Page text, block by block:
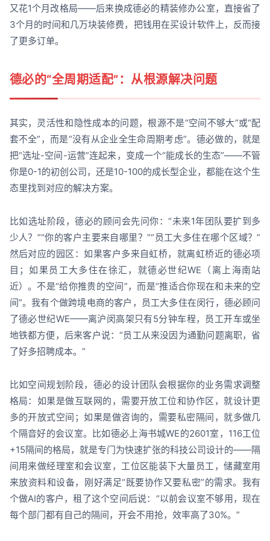
又花1个月改格局——后来换成德必的精装修办公室，直接省了
3个月的时间和几万块装修费，把钱用在买设计软件上，反而接
了更多订单。
德必的“全周期适配”：从根源解决问题
其实，灵活性和隐性成本的问题，根源不是“空间不够大”或“配
套不全”，而是“没有从企业全生命周期考虑”。德必做的，就是
把“选址-空间-运营”连起来，变成一个“能成长的生态”——不管
你是0-1的初创公司，还是10-100的成长型企业，都能在这个生
态里找到对应的解决方案。
比如选址阶段，德必的顾问会先问你：“未来1年团队要扩到多
少人？”“你的客户主要来自哪里？”“员工大多住在哪个区域？”
然后对应的园区：如果客户多来自虹桥，就离虹桥近的德必项
目；如果员工大多住在徐汇，就德必世纪WE（离上海南站
近）。不是“给你推贵的空间”，而是“推适合你现在和未来的空
间”。我有个做跨境电商的客户，员工大多住在闵行，德必顾问
了德必世纪WE——离沪闵高架只有5分钟车程，员工开车或坐
地铁都方便，后来客户说：“员工从来没因为通勤问题离职，省
了好多招聘成本。”
比如空间规划阶段，德必的设计团队会根据你的业务需求调整
格局：如果是做互联网的，需要开放工位和协作区，就设计更
多的开放式空间；如果是做咨询的，需要私密隔间，就多做几
个隔音好的会议室。比如德必上海书城WE的2601室，116工位
+15隔间的格局，就是专门为快速扩张的科技公司设计的——隔
间用来做经理室和会议室，工位区能装下大量员工，储藏室用
来放资料和设备，刚好满足“既要协作又要私密”的需求。我有
个做AI的客户，租了这个空间后说：“以前会议室不够用，现在
每个部门都有自己的隔间，开会不用抢，效率高了30%。”